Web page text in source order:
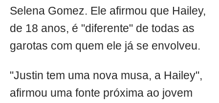
Selena Gomez. Ele afirmou que Hailey,
de 18 anos, é "diferente" de todas as
garotas com quem ele já se envolveu.
"Justin tem uma nova musa, a Hailey",
afirmou uma fonte próxima ao jovem